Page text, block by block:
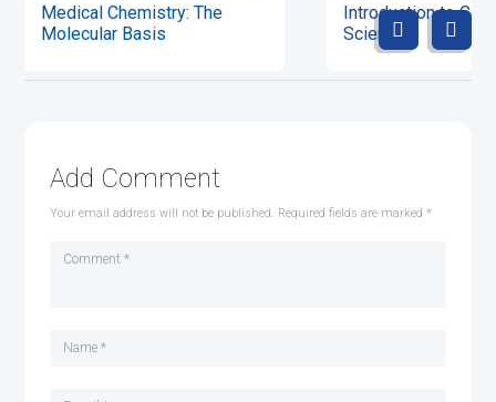
Medical Chemistry: The
Molecular Basis
Introduction to
Science
Add Comment
Your email address will not be published. Required fields are marked *